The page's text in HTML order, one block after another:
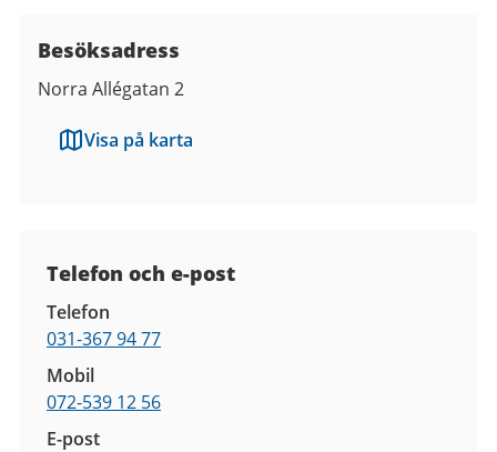
Besöksadress
Norra Allégatan 2
Visa på karta
Telefon och e-post
Telefon
031-367 94 77
Mobil
072-539 12 56
E-post